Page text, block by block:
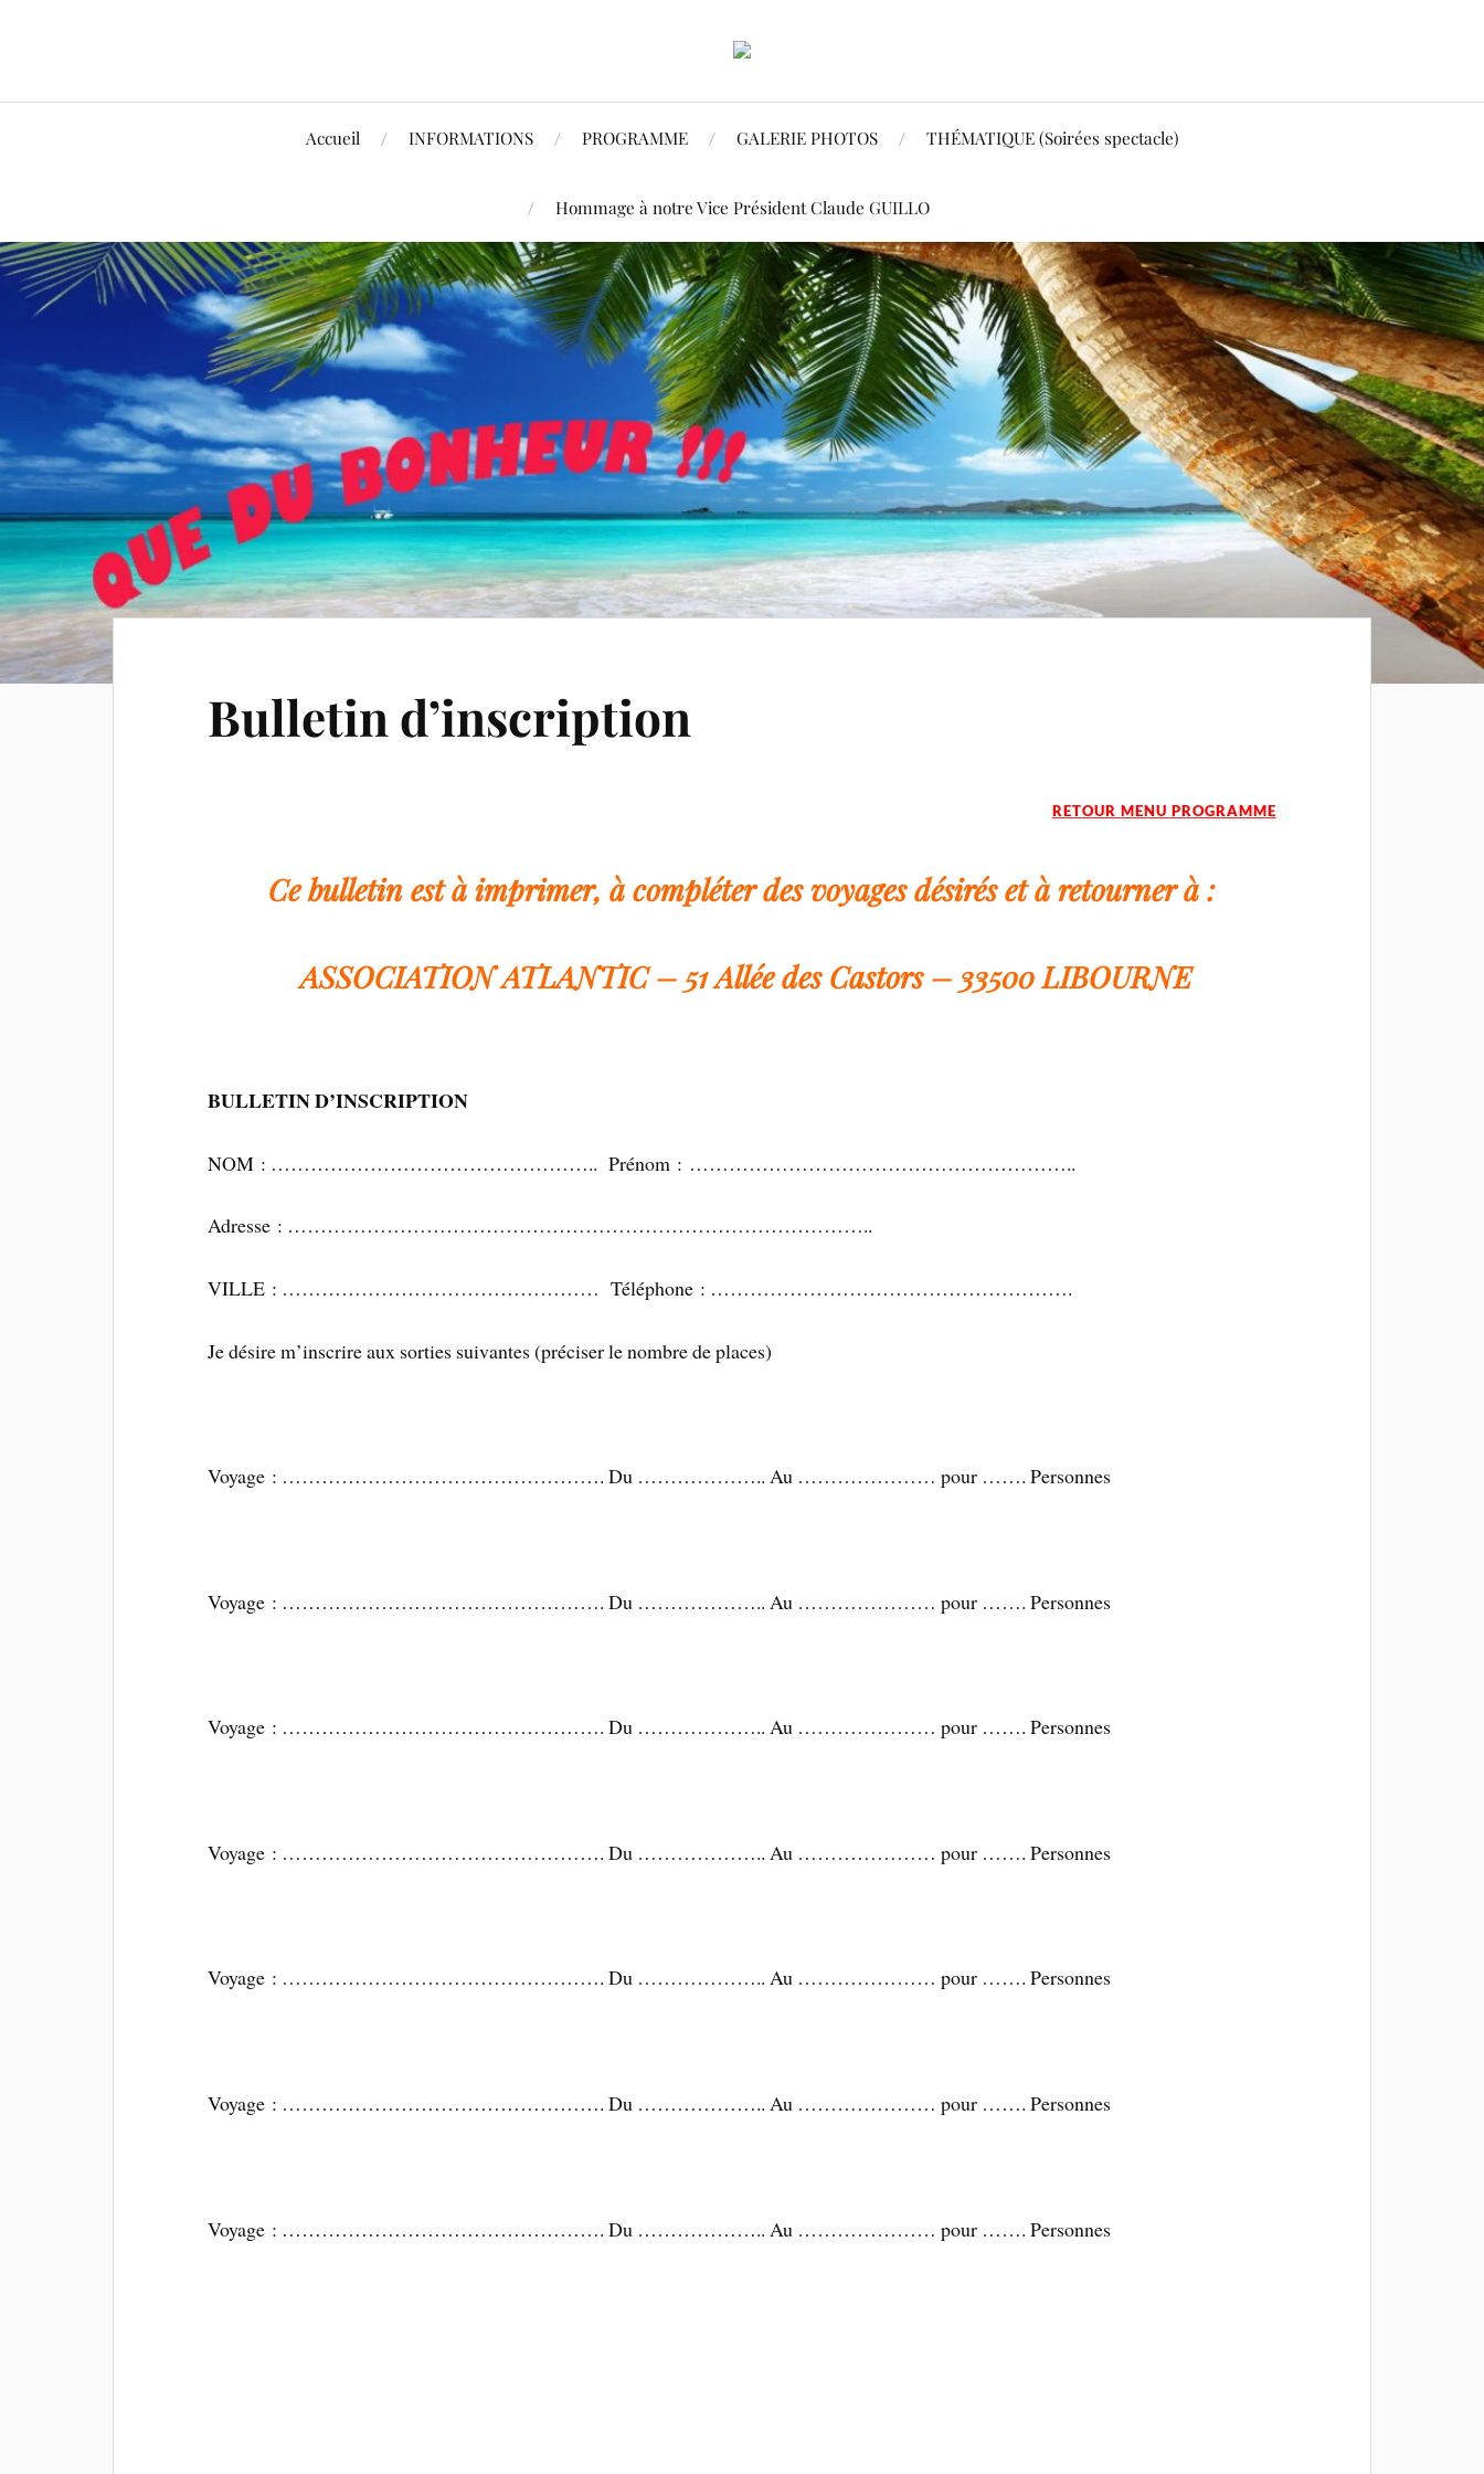
Accueil INFORMATIONS PROGRAMME GALERIE PHOTOS THÉMATIQUE (Soirées spectacle)
Hommage à notre Vice Président Claude GUILLO
Bulletin d’inscription
RETOUR MENU PROGRAMME
Ce bulletin est à imprimer, à compléter des voyages désirés et à retourner à :
ASSOCIATION ATLANTIC – 51 Allée des Castors – 33500 LIBOURNE
BULLETIN D’INSCRIPTION
NOM : ………………………………………….. Prénom : …………………………………………………..
Adresse : ……………………………………………………………………………..
VILLE : ………………………………………… Téléphone : ……………………………………………….
Je désire m’inscrire aux sorties suivantes (préciser le nombre de places)
Voyage : …………………………………………. Du ……………….. Au ………………… pour ……. Personnes
Voyage : …………………………………………. Du ……………….. Au ………………… pour ……. Personnes
Voyage : …………………………………………. Du ……………….. Au ………………… pour ……. Personnes
Voyage : …………………………………………. Du ……………….. Au ………………… pour ……. Personnes
Voyage : …………………………………………. Du ……………….. Au ………………… pour ……. Personnes
Voyage : …………………………………………. Du ……………….. Au ………………… pour ……. Personnes
Voyage : …………………………………………. Du ……………….. Au ………………… pour ……. Personnes